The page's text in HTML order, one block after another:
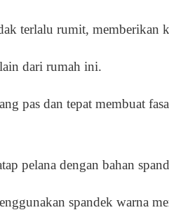
terlalu rumit, memberikan
dari rumah ini.
pas dan tepat membuat
pelana dengan bahan
spandek warna